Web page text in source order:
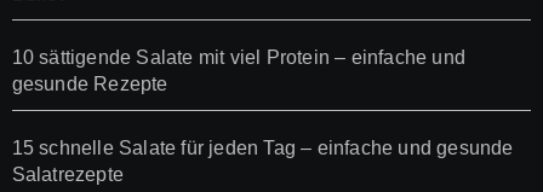
10 sättigende Salate mit viel Protein – einfache und
gesunde Rezepte
15 schnelle Salate für jeden Tag – einfache und gesunde
Salatrezepte